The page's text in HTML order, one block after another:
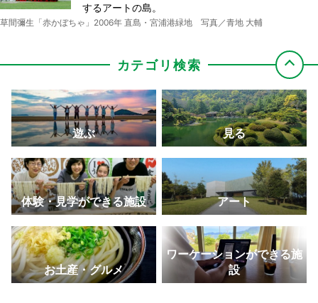
するアートの島。
草間彌生「赤かぼちゃ」2006年 直島・宮浦港緑地 写真／青地 大輔
屋島
景・夜景はおすすめ。
さぬきこどもの国
体験型の遊びを通して一日中家族で楽しめる大型児
童館。
玉藻公園（玉藻城）
鯛に餌をあげて自分の願いが叶う”鯛願成就”体験がで
高松中央商店街
アーケードが日本一長いことで知られる商店街。
ドルフィンセンター
ができる
大串自然公園
海・山・風などの美しい自然が広がるレジャースポ
ット。
しろとり動物園
動物と距離が近い香川県唯一の動物園には、ホワイ
和三盆（讃州井筒屋敷）
まろやかで上品な甘みの和三盆糖で可愛らしい型抜
き体験ができる
丸亀城
の名城。
金丸座
現存する日本最古の芝居小屋で「四国こんぴら歌舞
伎大芝居」開催
瀬戸大橋記念公園
本州と四国を結ぶ瀬戸大橋を望むなら最高のロケー
四国水族館
四国のダイナミックな水景を再現した四国最大級の
水族館。
海員学校（粟島）
学校校舎跡。
父母ヶ浜
SNSで拡散！ウユニ塩湖のような写真が撮れる大人
気スポット。
高屋神社
標高404メートルにある天空の鳥居から市内と瀬戸
紫雲出山
ニューヨークタイムズにも取り上げられた桜の名所
は絶景
エンジェルロード
叶う天使の道。
寒霞渓
四季折々の景色を楽しめる。ロープウェイからの眺
めは絶景
二十四の瞳映画村
映画のロケ地で、どこか懐かしいノスタルジックな
オリーブ公園
約2,000本のオリーブ畑に囲まれた見どころ満載の
道の駅公園。
カテゴリ検索
遊ぶ 見る
体験・見学ができる施設 アート
お土産・グルメ
ワーケーションができる施
設